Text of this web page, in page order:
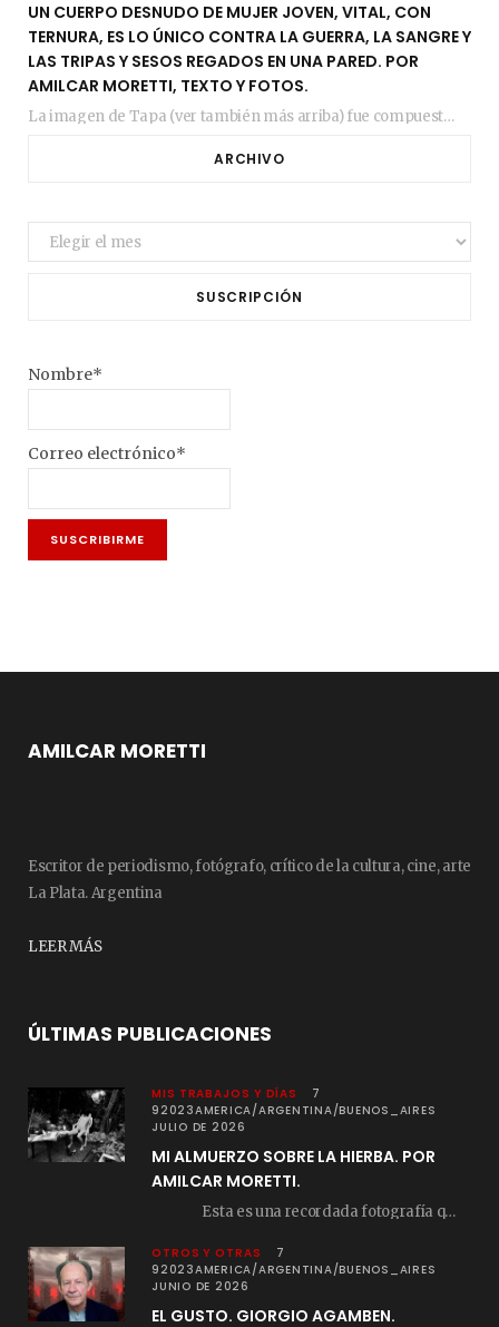
UN CUERPO DESNUDO DE MUJER JOVEN, VITAL, CON
TERNURA, ES LO ÚNICO CONTRA LA GUERRA, LA SANGRE Y
LAS TRIPAS Y SESOS REGADOS EN UNA PARED. POR
AMILCAR MORETTI, TEXTO Y FOTOS.
La imagen de Tapa (ver también más arriba) fue compuesta en estos días de febrero…
ARCHIVO
Archivo
SUSCRIPCIÓN
Nombre*
Correo electrónico*
AMILCAR MORETTI
Escritor de periodismo, fotógrafo, crítico de la cultura, cine, arte
La Plata. Argentina
LEER MÁS
ÚLTIMAS PUBLICACIONES
MIS TRABAJOS Y DÍAS
7
92023AMERICA/ARGENTINA/BUENOS_AIRES
JULIO DE 2026
MI ALMUERZO SOBRE LA HIERBA. POR
AMILCAR MORETTI.
Esta es una recordada fotografía que registré…
OTROS Y OTRAS
7
92023AMERICA/ARGENTINA/BUENOS_AIRES
JUNIO DE 2026
EL GUSTO. GIORGIO AGAMBEN.